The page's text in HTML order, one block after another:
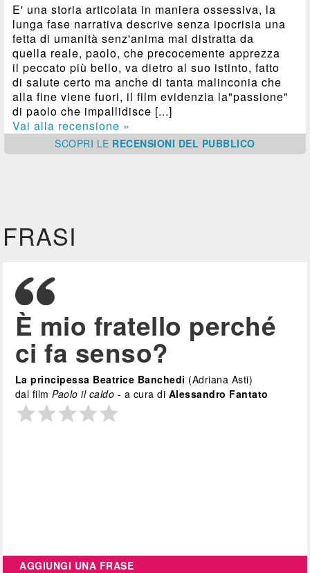
E' una storia articolata in maniera ossessiva, la
lunga fase narrativa descrive senza ipocrisia una
fetta di umanità senz'anima mai distratta da
quella reale, paolo, che precocemente apprezza
il peccato più bello, va dietro al suo istinto, fatto
di salute certo ma anche di tanta malinconia che
alla fine viene fuori, il film evidenzia la"passione"
di paolo che impallidisce [...]
Vai alla recensione »
SCOPRI LE RECENSIONI DEL PUBBLICO
FRASI
È mio fratello perché
ci fa senso?
La principessa Beatrice Banchedi (Adriana Asti)
dal filmPaolo il caldo - a cura di Alessandro Fantato
AGGIUNGI UNA FRASE